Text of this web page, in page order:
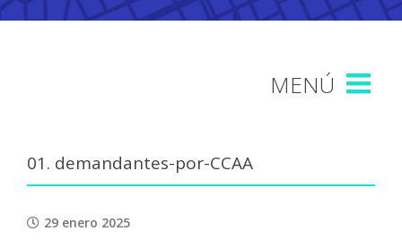
01. demandantes-por-CCAA
29 enero 2025